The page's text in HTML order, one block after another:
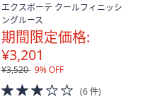
エクスボーテ クールフィニッシ
ングルース
期間限定価格:
¥3,201
¥3,520 9% OFF
3.0
of
(6 件)